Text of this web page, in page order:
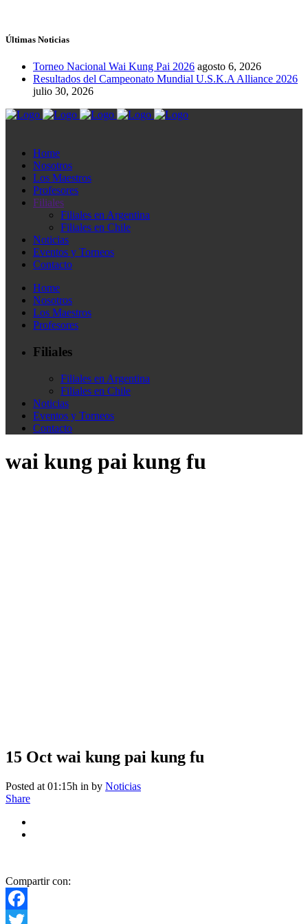
Últimas Noticias
Torneo Nacional Wai Kung Pai 2026 agosto 6, 2026
Resultados del Campeonato Mundial U.S.K.A Alliance 2026
julio 30, 2026
Home
Nosotros
Los Maestros
Profesores
Filiales
Filiales en Argentina
Filiales en Chile
Noticias
Eventos y Torneos
Contacto
Home
Nosotros
Los Maestros
Profesores
Filiales
Filiales en Argentina
Filiales en Chile
Noticias
Eventos y Torneos
Contacto
wai kung pai kung fu
15 Oct wai kung pai kung fu
Posted at 01:15h in by Noticias
Share
Compartir con:
Facebook